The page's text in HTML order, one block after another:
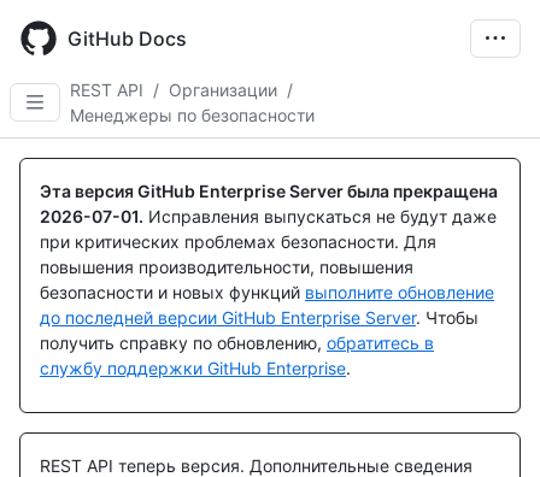
main
content
GitHub Docs
REST API / Организации /
Менеджеры по безопасности
Эта версия GitHub Enterprise Server была прекращена
2026-07-01. Исправления выпускаться не будут даже
при критических проблемах безопасности. Для
повышения производительности, повышения
безопасности и новых функций выполните обновление
до последней версии GitHub Enterprise Server. Чтобы
получить справку по обновлению, обратитесь в
службу поддержки GitHub Enterprise.
REST API теперь версия. Дополнительные сведения